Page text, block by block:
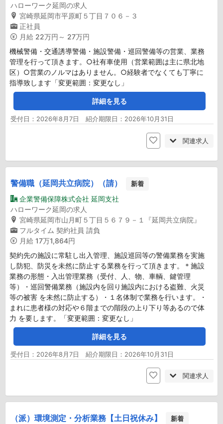
ハローワーク延岡の求人
宮崎県延岡市平原町５丁目７０６－３
正社員
月給 22万円～ 27万円
機械警備・交通誘導警備・施設警備・巡回警備等の営業、業務
管理を行って頂きます。○社有車使用（営業範囲は主に県北地
区）○営業のノルマはありません。○経験者でなくても丁寧に
指導致します「変更範囲：変更なし」
詳細を見る
受付日：2026年8月7日 紹介期限日：2026年10月31日
関連求人
警備職（延岡共立病院）（請） 新着
企業警備保障株式会社 延岡支社
ハローワーク延岡の求人
宮崎県延岡市山月町５丁目５６７９－１『延岡共立病院』
フルタイム 契約社員 請負
月給 17万1,864円
契約先の施設に常駐し出入管理、施設巡回等の警備業務を実施
し防犯、防災を未然に防止する業務を行って頂きます。＊施設
業務の形態・入出管理業務（受付、人、物、車輌、鍵管理
等）・巡回警備業務（施設内を回り施設内における盗難、火災
等の被害 を未然に防止する）・１名体制で業務を行います。・
まれに患者様の対応や６階までの階段の上り下り等あるので体
力 を要します。「変更範囲：変更なし」
詳細を見る
受付日：2026年8月7日 紹介期限日：2026年10月31日
関連求人
（派）環境測定・分析業務【土日祝休み】 新着